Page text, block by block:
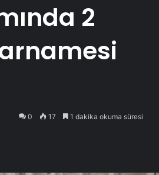
2
0 17 1 dakika okuma süresi